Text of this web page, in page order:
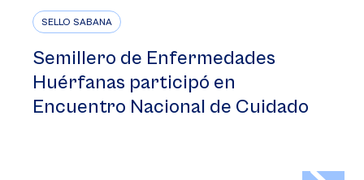
SELLO SABANA
Semillero de Enfermedades
Huérfanas participó en
Encuentro Nacional de Cuidado